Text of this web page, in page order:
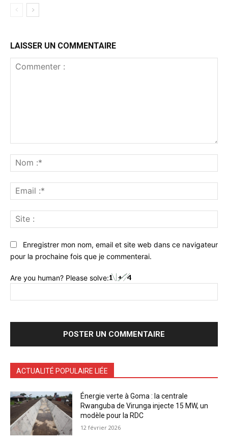
LAISSER UN COMMENTAIRE
:*
:*
:
Enregistrer mon nom, email et site web dans ce navigateur
pour la prochaine fois que je commenterai.
Are you human? Please solve:
ACTUALITÉ POPULAIRE LIÉE
Énergie verte à Goma : la centrale
Rwanguba de Virunga injecte 15 MW, un
modèle pour la RDC
12 février 2026